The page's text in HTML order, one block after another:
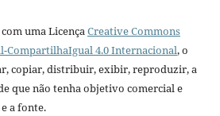
uma LicençaCreative Commons
CompartilhaIgual 4.0 Internacional, o
copiar, distribuir, exibir, reproduzir, a
que não tenha objetivo comercial e
a fonte.